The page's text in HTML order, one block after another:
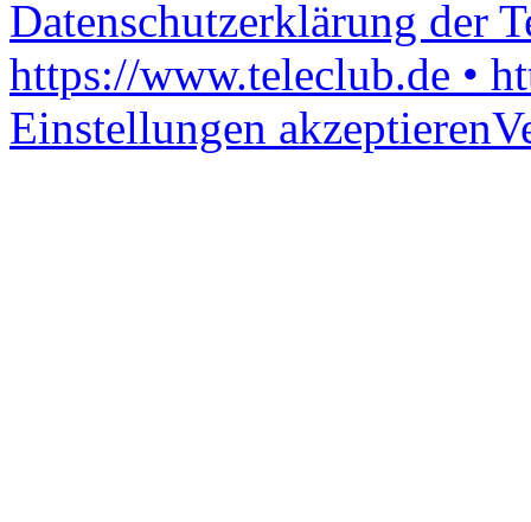
Datenschutzerklärung der
https://www.teleclub.de •
Einstellungen akzeptieren